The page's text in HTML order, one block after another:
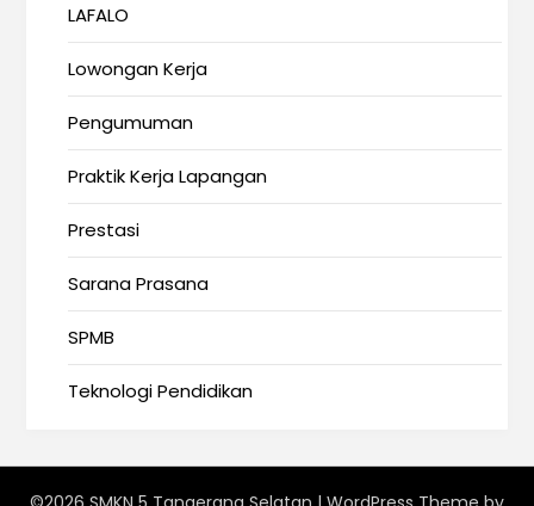
LAFALO
Lowongan Kerja
Pengumuman
Praktik Kerja Lapangan
Prestasi
Sarana Prasana
SPMB
Teknologi Pendidikan